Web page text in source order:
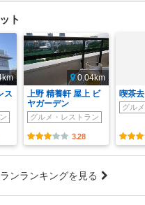
ト
ス
0.04km
上野 精養軒 屋上 ビ
ヤガーデン
グルメ・レストラン
3.28
喫茶去
グル
ンランキングを見る